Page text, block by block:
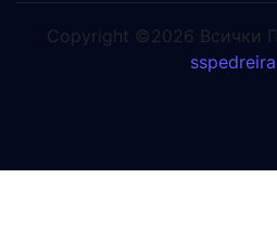
Copyright ©2026 Всички